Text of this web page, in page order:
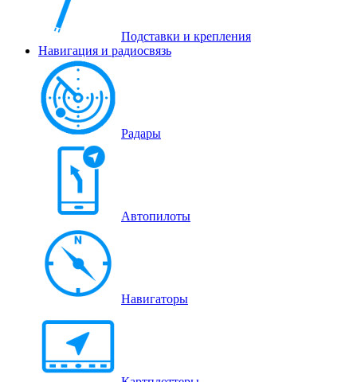
Подставки и крепления
Навигация и радиосвязь
Радары
Автопилоты
Навигаторы